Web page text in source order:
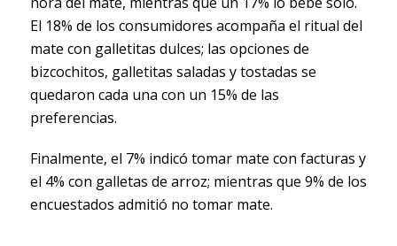
El 18% de los consumidores acompaña el ritual del
mate con galletitas dulces; las opciones de
bizcochitos, galletitas saladas y tostadas se
quedaron cada una con un 15% de las
preferencias.
Finalmente, el 7% indicó tomar mate con facturas y
el 4% con galletas de arroz; mientras que 9% de los
encuestados admitió no tomar mate.